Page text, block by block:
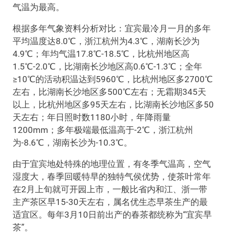
气温为最高。
根据多年气象资料分析对比：宜宾最冷月一月的多年
平均温度达8.0℃，浙江杭州为4.3℃，湖南长沙为
4.9℃；年均气温17.8℃-18.5℃，比杭州地区高
1.5℃-2.0℃，比湖南长沙地区高0.6℃-1.3℃；全年
≥10℃的活动积温达到5960℃，比杭州地区多2700℃
左右，比湖南长沙地区多500℃左右；无霜期345天
以上，比杭州地区多95天左右，比湖南长沙地区多50
天左右；年日照时数1180小时，年降雨量
1200mm；多年极端最低温高于-2℃，浙江杭州
为-8.6℃，湖南长沙为-10.3℃。
由于宜宾地处特殊的地理位置，有冬季气温高，空气
湿度大，春季回暖特早的独特气侯优势，使茶叶常年
在2月上旬就可开园上市，一般比省内和江、浙一带
主产茶区早15-30天左右，属名优生态早茶生产的最
适宜区。每年3月10日前出产的春茶都统称为“宜宾早
茶”。